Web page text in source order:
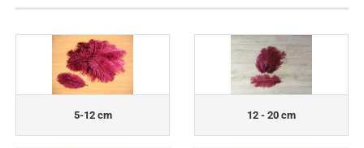
5-12 cm 12 - 20 cm